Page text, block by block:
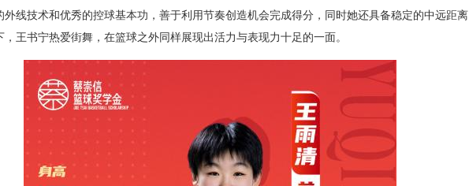
外线技术和优秀的控球基本功，善于利用节奏创造机会完成得分，同时她还具备稳定的中远距离
王书宁热爱街舞，在篮球之外同样展现出活力与表现力十足的一面。